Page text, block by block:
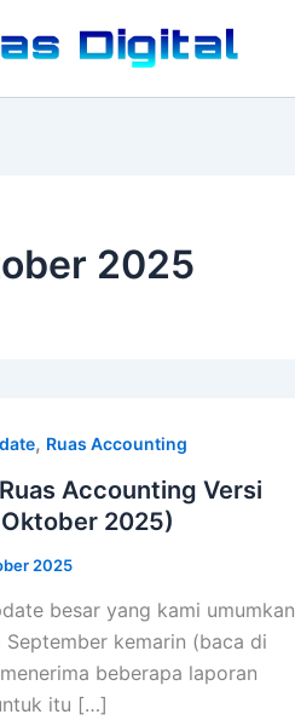
2025
, Ruas Accounting
Accounting Versi
2025)
2025
besar yang kami umumkan
September kemarin (baca di
beberapa laporan
itu […]